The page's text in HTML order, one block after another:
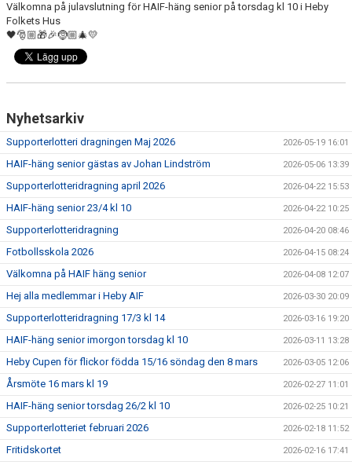
Välkomna på julavslutning för HAIF-häng senior på torsdag kl 10 i Heby
Folkets Hus
🖤🎅🏼🎁🎉🤶🏼🎄💛
Nyhetsarkiv
Supporterlotteri dragningen Maj 2026 2026-05-19 16:01
HAIF-häng senior gästas av Johan Lindström 2026-05-06 13:39
Supporterlotteridragning april 2026 2026-04-22 15:53
HAIF-häng senior 23/4 kl 10 2026-04-22 10:25
Supporterlotteridragning 2026-04-20 08:46
Fotbollsskola 2026 2026-04-15 08:24
Välkomna på HAIF häng senior 2026-04-08 12:07
Hej alla medlemmar i Heby AIF 2026-03-30 20:09
Supporterlotteridragning 17/3 kl 14 2026-03-16 19:20
HAIF-häng senior imorgon torsdag kl 10 2026-03-11 13:28
Heby Cupen för flickor födda 15/16 söndag den 8 mars 2026-03-05 12:06
Årsmöte 16 mars kl 19 2026-02-27 11:01
HAIF-häng senior torsdag 26/2 kl 10 2026-02-25 10:21
Supporterlotteriet februari 2026 2026-02-18 11:52
Fritidskortet 2026-02-16 17:41